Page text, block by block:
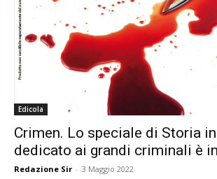
Edicola
Crimen. Lo speciale di Storia
dedicato ai grandi criminali è
Redazione Sir - 3 Maggio 2022